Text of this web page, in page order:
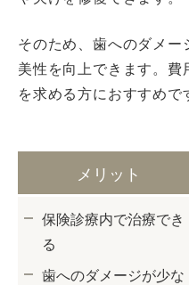
そのため、歯へのダメー
美性を向上できます。費
を求める方におすすめで
メリット
保険診療内で治療でき
る
歯へのダメージが少な